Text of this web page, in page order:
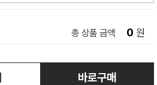
총 상품 금액 0 원
바로구매